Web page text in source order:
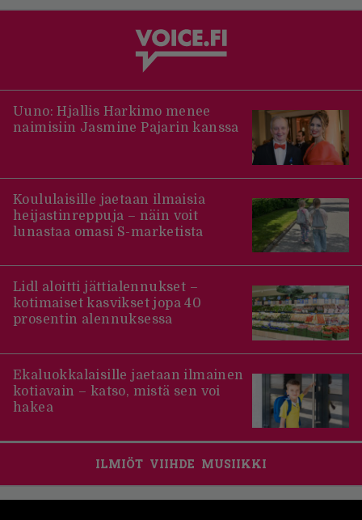
Uuno: Hjallis Harkimo menee
naimisiin Jasmine Pajarin kanssa
Koululaisille jaetaan ilmaisia
heijastinreppuja – näin voit
lunastaa omasi S-marketista
Lidl aloitti jättialennukset –
kotimaiset kasvikset jopa 40
prosentin alennuksessa
Ekaluokkalaisille jaetaan ilmainen
kotiavain – katso, mistä sen voi
hakea
ILMIÖT VIIHDE MUSIIKKI